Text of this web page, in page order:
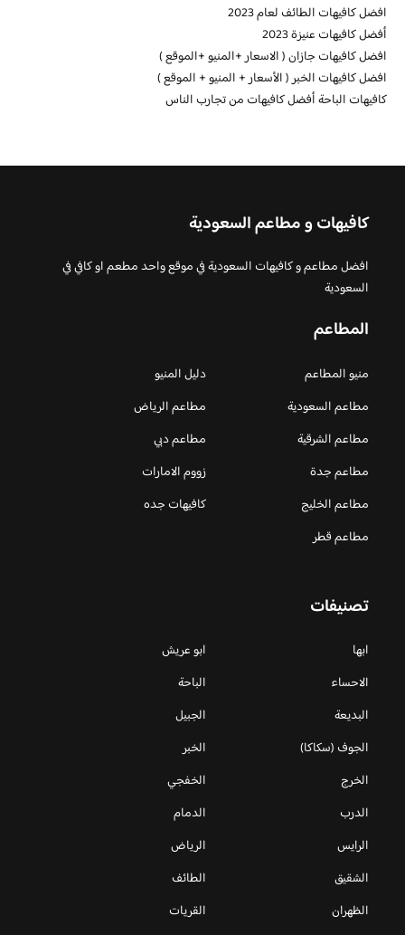
افضل كافيهات الطائف لعام 2023
أفضل كافيهات عنيزة 2023
افضل كافيهات جازان ( الاسعار +المنيو +الموقع )
افضل كافيهات الخبر ( الأسعار + المنيو + الموقع )
كافيهات الباحة أفضل كافيهات من تجارب الناس
كافيهات و مطاعم السعودية
افضل مطاعم و كافيهات السعودية في موقع واحد مطعم او كافي في
السعودية
المطاعم
منيو المطاعم
دليل المنيو
مطاعم السعودية
مطاعم الرياض
مطاعم الشرقية
مطاعم دبي
مطاعم جدة
زووم الامارات
مطاعم الخليج
كافيهات جده
مطاعم قطر
تصنيفات
ابها
ابو عريش
الاحساء
الباحة
البديعة
الجبيل
الجوف (سكاكا)
الخبر
الخرج
الخفجي
الدرب
الدمام
الرايس
الرياض
الشقيق
الطائف
الظهران
القريات